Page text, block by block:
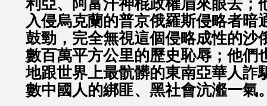
利亞、阿富汗神棍政權眉來眼去；
入侵烏克蘭的普京俄羅斯侵略者暗
鼓勁，完全無視這個侵略成性的沙
數百萬平方公里的歷史恥辱；他們
地跟世界上最骯髒的東南亞華人詐
數中國人的綁匪、黑社會沆瀣一氣